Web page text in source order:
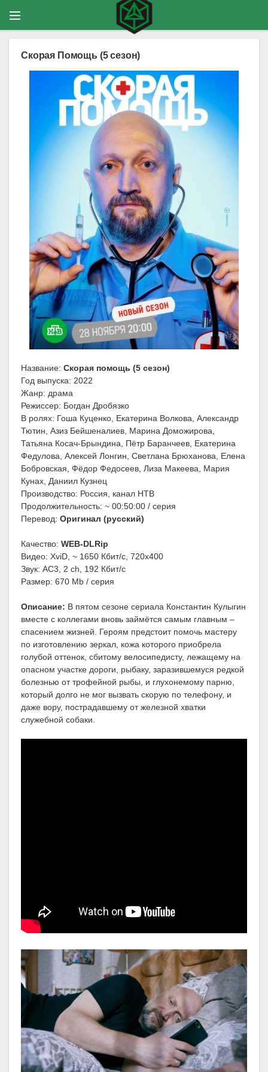
Скорая Помощь (5 сезон)
Название: Скорая помощь (5 сезон)
Год выпуска: 2022
Жанр: драма
Режиссер: Богдан Дробязко
В ролях: Гоша Куценко, Екатерина Волкова, Александр
Тютин, Азиз Бейшеналиев, Марина Доможирова,
Татьяна Косач-Брындина, Пётр Баранчеев, Екатерина
Федулова, Алексей Лонгин, Светлана Брюханова, Елена
Бобровская, Фёдор Федосеев, Лиза Макеева, Мария
Кунах, Даниил Кузнец
Производство: Россия, канал НТВ
Продолжительность: ~ 00:50:00 / серия
Перевод: Оригинал (русский)
Качество: WEB-DLRip
Видео: XviD, ~ 1650 Кбит/с, 720x400
Звук: AC3, 2 ch, 192 Кбит/с
Размер: 670 Mb / серия
Описание: В пятом сезоне сериала Константин Кулыгин
вместе с коллегами вновь займётся самым главным –
спасением жизней. Героям предстоит помочь мастеру
по изготовлению зеркал, кожа которого приобрела
голубой оттенок, сбитому велосипедисту, лежащему на
опасном участке дороги, рыбаку, заразившемуся редкой
болезнью от трофейной рыбы, и глухонемому парню,
который долго не мог вызвать скорую по телефону, и
даже вору, пострадавшему от железной хватки
служебной собаки.